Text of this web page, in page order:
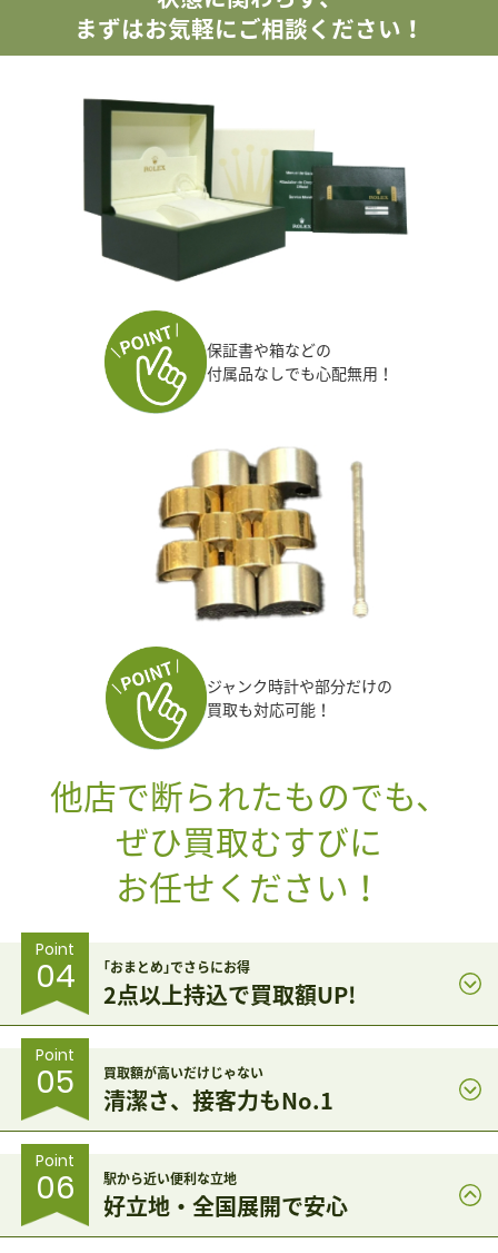
まずはお気軽にご相談ください！
保証書や箱などの
付属品なしでも心配無用！
ジャンク時計や部分だけの
買取も対応可能！
他店で断られたものでも、
ぜひ買取むすびに
お任せください！
Point
04 ｢おまとめ｣でさらにお得
2点以上持込で買取額UP!
Point
05 買取額が高いだけじゃない
清潔さ、接客力もNo.1
Point
06 駅から近い便利な立地
好立地・全国展開で安心